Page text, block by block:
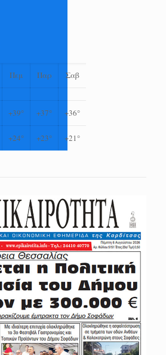
Πεμ Παρ Σαβ
+39° +37° +36°
+24° +23° +21°